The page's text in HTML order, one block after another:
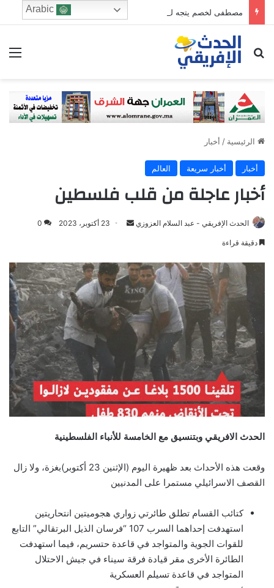
مصطفى لخصم يتجه للترشح في دائرة فاس الجنوبي
ابحث عن
الرئيسية / أخبار
أخبار أخبار سريعة العالم
أخبار عاجلة من قلب فلسطين
الحدث الإفريقي - عبد السلام العزوزي
Send 23 أكتوبر، 2023 0
دقيقة قراءة
الحدث الافريقي وبتنسيق مع الخامسة للأنباء الفلسطينية
وقعت هذه الأحداث بعد ظهيرة اليوم (الإثنين 23 أكتوبر)بغزة، ولا زال
القصف الاسرائيلي مستمرا على المدنيين
كتائب القسام تطلق طائرتي زواري هجوميتين انتحاريتين
استهدفت إحداهما السرب 107 “فرسان الذيل البرتقالي” التابع
للقوات الجوية والمتواجد في قاعدة حتسريم، فيما استهدفت
الطائرة الأخرى مقر قيادة فرقة سيناء في جيش الاحتلال
المتواجد في قاعدة تسيلم العسكرية
Arabic